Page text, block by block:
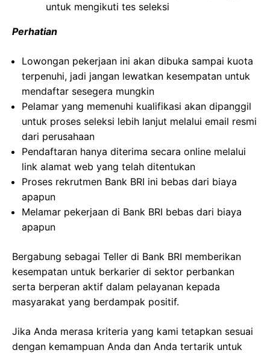
untuk mengikuti tes seleksi
Perhatian
Lowongan pekerjaan ini akan dibuka sampai kuota
terpenuhi, jadi jangan lewatkan kesempatan untuk
mendaftar sesegera mungkin
Pelamar yang memenuhi kualifikasi akan dipanggil
untuk proses seleksi lebih lanjut melalui email resmi
dari perusahaan
Pendaftaran hanya diterima secara online melalui
link alamat web yang telah ditentukan
Proses rekrutmen Bank BRI ini bebas dari biaya
apapun
Melamar pekerjaan di Bank BRI bebas dari biaya
apapun
Bergabung sebagai Teller di Bank BRI memberikan
kesempatan untuk berkarier di sektor perbankan
serta berperan aktif dalam pelayanan kepada
masyarakat yang berdampak positif.
Jika Anda merasa kriteria yang kami tetapkan sesuai
dengan kemampuan Anda dan Anda tertarik untuk